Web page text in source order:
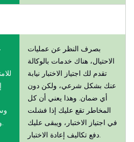
بصرف النظر عن عمليات
الاحتيال، هناك خدمات بالوكالة
تقدم لك اجتياز الاختبار نيابة
عنك بشكل شرعي، ولكن دون
أي ضمان. وهذا يعني أن كل
المخاطر تقع عليك إذا فشلت
في اجتياز الاختبار، ويبقى عليك